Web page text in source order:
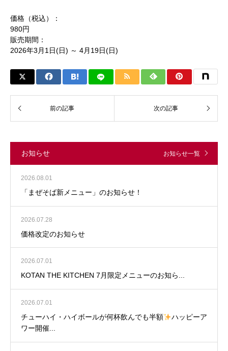
価格（税込）：
980円
販売期間：
2026年3月1日(日) ～ 4月19日(日)
お知らせ お知らせ一覧
2026.08.01
「まぜそば新メニュー」のお知らせ！
2026.07.28
価格改定のお知らせ
2026.07.01
KOTAN THE KITCHEN 7月限定メニューのお知ら...
2026.07.01
チューハイ・ハイボールが何杯飲んでも半額
ハッピーア
ワー開催...